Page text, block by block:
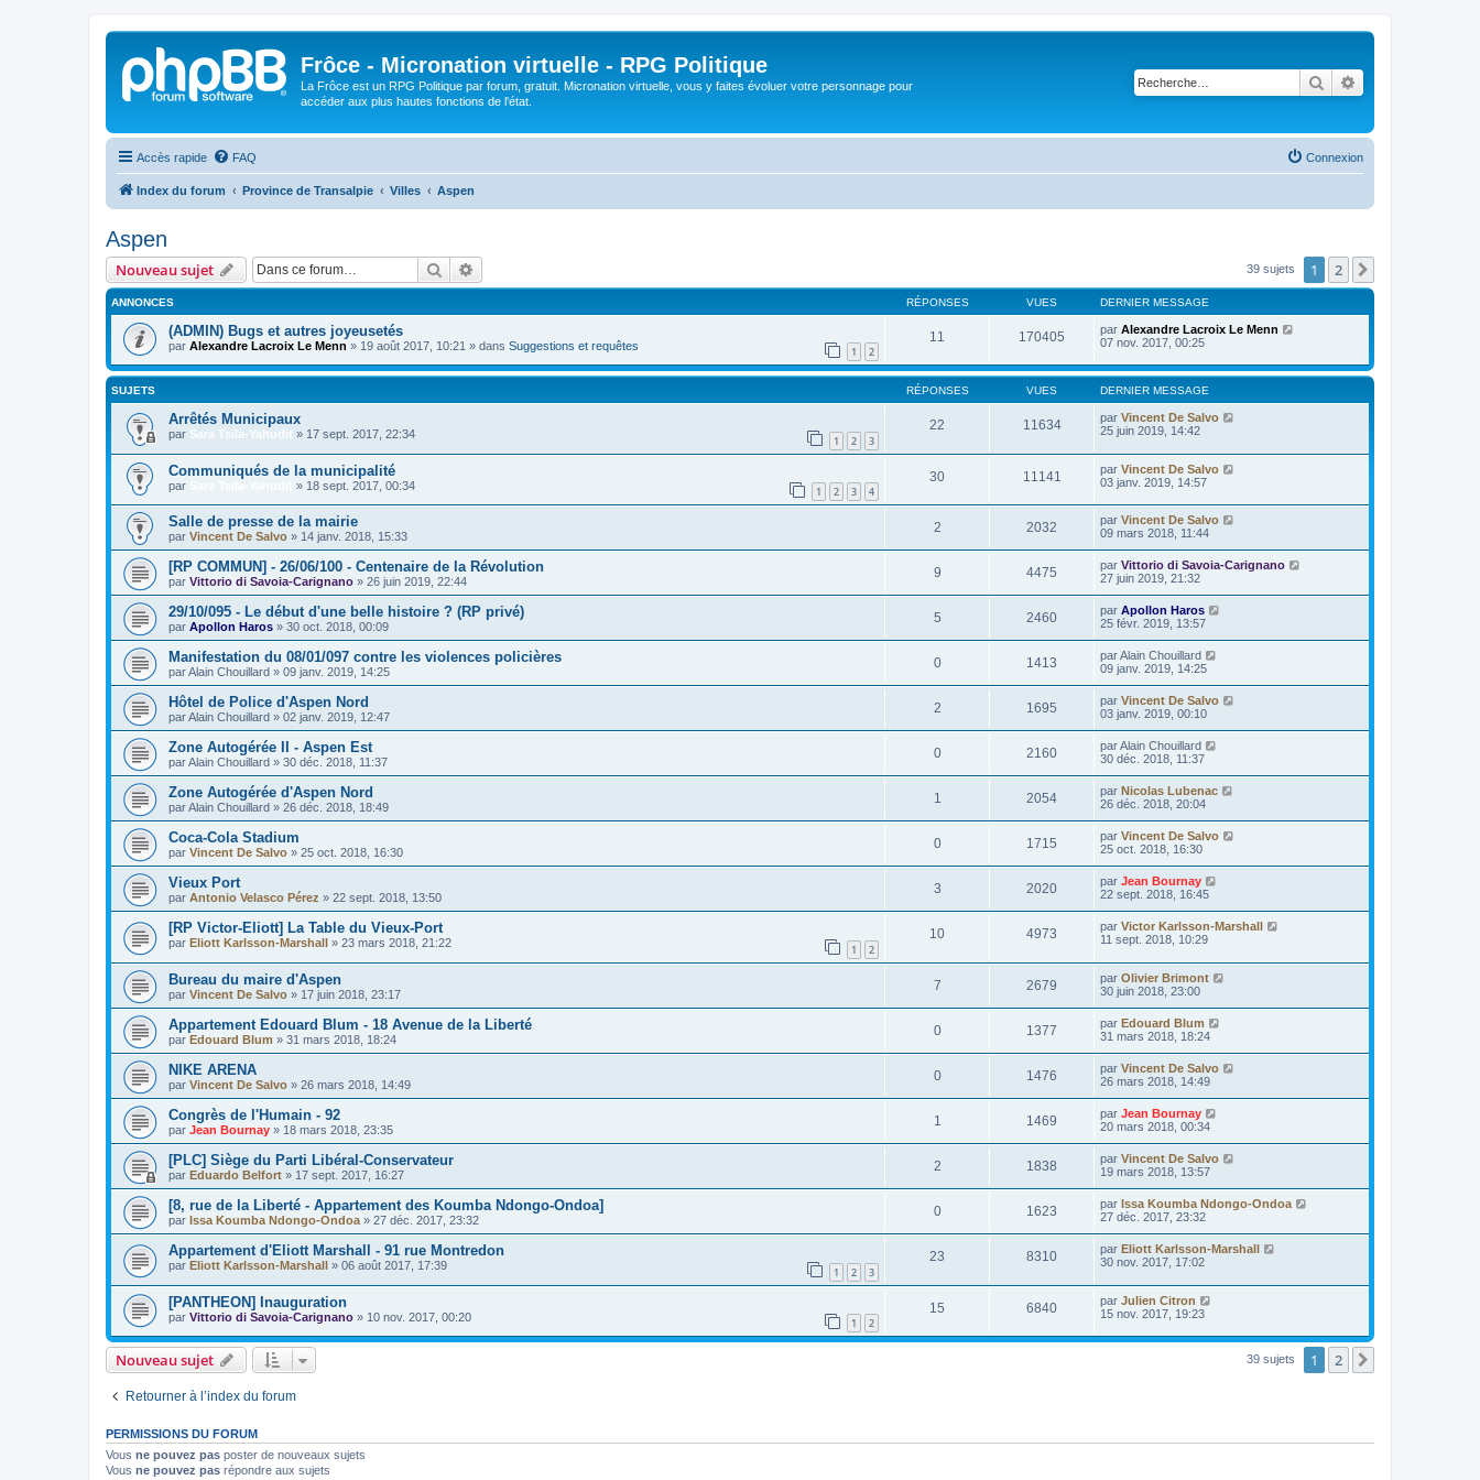
Frôce - Micronation virtuelle - RPG Politique
La Frôce est un RPG Politique par forum, gratuit. Micronation virtuelle, vous y faites évoluer votre personnage pour
accéder aux plus hautes fonctions de l'état.
Rechercher
Accès rapide FAQ Connexion
Index du forum Province de Transalpie Villes Aspen
Aspen
Nouveau sujet Rechercher 39 sujets 1 2
ANNONCES RÉPONSES VUES DERNIER MESSAGE
(ADMIN) Bugs et autres joyeusetés
par Alexandre Lacroix Le Menn » 19 août 2017, 10:21 » dans Suggestions et requêtes 1 2
11 170405 par Alexandre Lacroix Le Menn
07 nov. 2017, 00:25
SUJETS RÉPONSES VUES DERNIER MESSAGE
Arrêtés Municipaux
par Sara Tsila-Yahudit » 17 sept. 2017, 22:34 1 2 3
22 11634 par Vincent De Salvo
25 juin 2019, 14:42
Communiqués de la municipalité
par » 18 sept. 2017, 00:34 1 2 3 4
30 11141 par Vincent De Salvo
03 janv. 2019, 14:57
Salle de presse de la mairie
par Vincent De Salvo » 14 janv. 2018, 15:33
2 2032 par Vincent De Salvo
09 mars 2018, 11:44
[RP COMMUN] - 26/06/100 - Centenaire de la Révolution
par Vittorio di Savoia-Carignano » 26 juin 2019, 22:44
9 4475 par Vittorio di Savoia-Carignano
27 juin 2019, 21:32
29/10/095 - Le début d'une belle histoire ? (RP privé)
par Apollon Haros » 30 oct. 2018, 00:09
5 2460 par Apollon Haros
25 févr. 2019, 13:57
Manifestation du 08/01/097 contre les violences policières
parAlain Chouillard » 09 janv. 2019, 14:25
0 1413 parAlain Chouillard
09 janv. 2019, 14:25
Hôtel de Police d'Aspen Nord
parAlain Chouillard » 02 janv. 2019, 12:47
2 1695 par Vincent De Salvo
03 janv. 2019, 00:10
Zone Autogérée II - Aspen Est
parAlain Chouillard » 30 déc. 2018, 11:37
0 2160 parAlain Chouillard
30 déc. 2018, 11:37
Zone Autogérée d'Aspen Nord
parAlain Chouillard » 26 déc. 2018, 18:49
1 2054 par Nicolas Lubenac
26 déc. 2018, 20:04
Coca-Cola Stadium
par Vincent De Salvo » 25 oct. 2018, 16:30
0 1715 par Vincent De Salvo
25 oct. 2018, 16:30
Vieux Port
par Antonio Velasco Pérez » 22 sept. 2018, 13:50
3 2020 par Jean Bournay
22 sept. 2018, 16:45
[RP Victor-Eliott] La Table du Vieux-Port
par Eliott Karlsson-Marshall » 23 mars 2018, 21:22 1 2
10 4973 par Victor Karlsson-Marshall
11 sept. 2018, 10:29
Bureau du maire d'Aspen
par Vincent De Salvo » 17 juin 2018, 23:17
7 2679 par Olivier Brimont
30 juin 2018, 23:00
Appartement Edouard Blum - 18 Avenue de la Liberté
par Edouard Blum » 31 mars 2018, 18:24
0 1377 par Edouard Blum
31 mars 2018, 18:24
NIKE ARENA
par Vincent De Salvo » 26 mars 2018, 14:49
0 1476 par Vincent De Salvo
26 mars 2018, 14:49
Congrès de l'Humain - 92
par Jean Bournay » 18 mars 2018, 23:35
1 1469 par Jean Bournay
20 mars 2018, 00:34
[PLC] Siège du Parti Libéral-Conservateur
par Eduardo Belfort » 17 sept. 2017, 16:27
2 1838 par Vincent De Salvo
19 mars 2018, 13:57
[8, rue de la Liberté - Appartement des Koumba Ndongo-Ondoa]
par Issa Koumba Ndongo-Ondoa » 27 déc. 2017, 23:32
0 1623 par Issa Koumba Ndongo-Ondoa
27 déc. 2017, 23:32
Appartement d'Eliott Marshall - 91 rue Montredon
par Eliott Karlsson-Marshall » 06 août 2017, 17:39 1 2 3
23 8310 par Eliott Karlsson-Marshall
30 nov. 2017, 17:02
[PANTHEON] Inauguration
par Vittorio di Savoia-Carignano » 10 nov. 2017, 00:20 1 2
15 6840 par Julien Citron
15 nov. 2017, 19:23
Nouveau sujet 39 sujets 1 2
Retourner à l’index du forum
PERMISSIONS DU FORUM
Vous ne pouvez pas poster de nouveaux sujets
Vous ne pouvez pas répondre aux sujets